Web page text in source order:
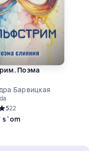
Поэма
Барвицкая
рейтинг 5 на основе 22
522
s`om